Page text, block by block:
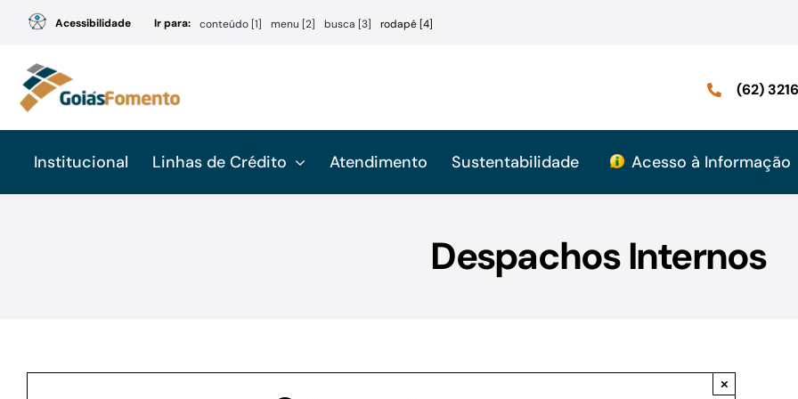
conteúdo
Acessibilidade Ir para: conteúdo [1] menu [2] busca [3] rodapé [4]
(62)
Institucional Linhas de Crédito Atendimento Sustentabilidade Acesso à Informação
Despachos Internos
×